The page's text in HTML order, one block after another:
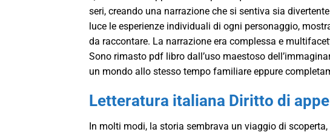
seri, creando una narrazione che si sentiva sia
luce le esperienze individuali di ogni personaggio,
da raccontare. La narrazione era complessa e
Sono rimasto pdf libro dall’uso maestoso
un mondo allo stesso tempo familiare eppure
Letteratura italiana Diritto di
In molti modi, la storia sembrava un viaggio di